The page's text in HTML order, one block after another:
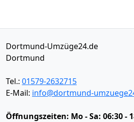
Dortmund-Umzüge24.de
Dortmund
Tel.: 01579-2632715
E-Mail: info@dortmund-
Öffnungszeiten: Mo - Sa: 06:30 -